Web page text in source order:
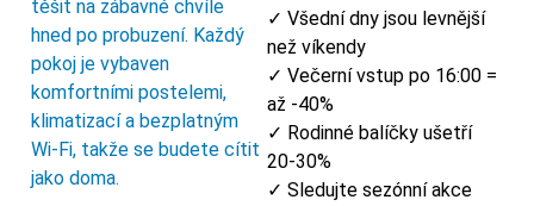
těšit na zábavné chvíle
hned po probuzení. Každý
pokoj je vybaven
komfortními postelemi,
klimatizací a bezplatným
Wi-Fi, takže se budete cítit
jako doma.
✓ Všední dny jsou levnější
než víkendy
✓ Večerní vstup po 16:00 =
až -40%
✓ Rodinné balíčky ušetří
20-30%
✓ Sledujte sezónní akce